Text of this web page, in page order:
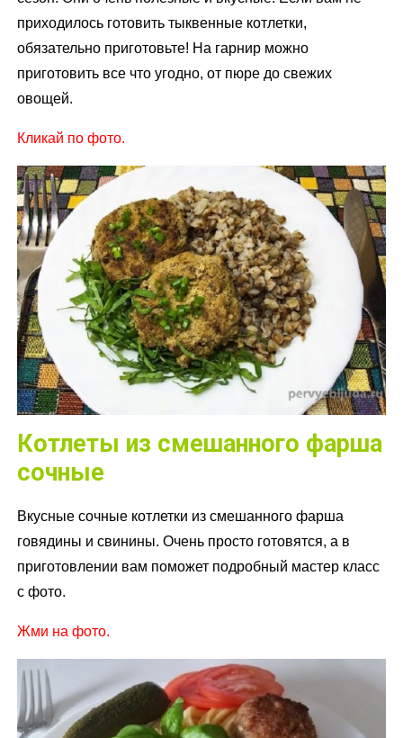
приходилось готовить тыквенные котлетки,
обязательно приготовьте! На гарнир можно
приготовить все что угодно, от пюре до свежих
овощей.
Кликай по фото.
Котлеты из смешанного фарша
сочные
Вкусные сочные котлетки из смешанного фарша
говядины и свинины. Очень просто готовятся, а в
приготовлении вам поможет подробный мастер класс
с фото.
Жми на фото.